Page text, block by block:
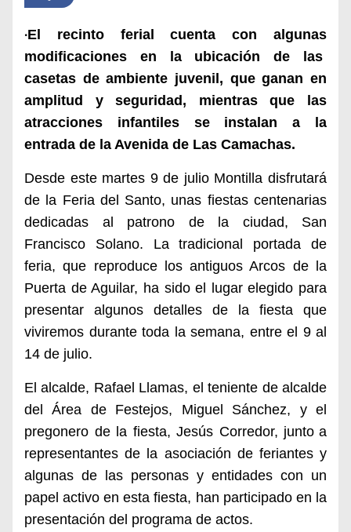
•El recinto ferial cuenta con algunas
modificaciones en la ubicación de las
casetas de ambiente juvenil, que ganan en
amplitud y seguridad, mientras que las
atracciones infantiles se instalan a la
entrada de la Avenida de Las Camachas.
Desde este martes 9 de julio Montilla disfrutará
de la Feria del Santo, unas fiestas centenarias
dedicadas al patrono de la ciudad, San
Francisco Solano. La tradicional portada de
feria, que reproduce los antiguos Arcos de la
Puerta de Aguilar, ha sido el lugar elegido para
presentar algunos detalles de la fiesta que
viviremos durante toda la semana, entre el 9 al
14 de julio.
E l alcalde, Rafael Llamas, el teniente de alcalde
del Área de Festejos, Miguel Sánchez, y el
pregonero de la fiesta,Jesús Corredor, junto a
representantes de la asociación de feriantes y
algunas de las personas y entidades con un
papel activo en esta fiesta, han participado en la
presentación del programa de actos.